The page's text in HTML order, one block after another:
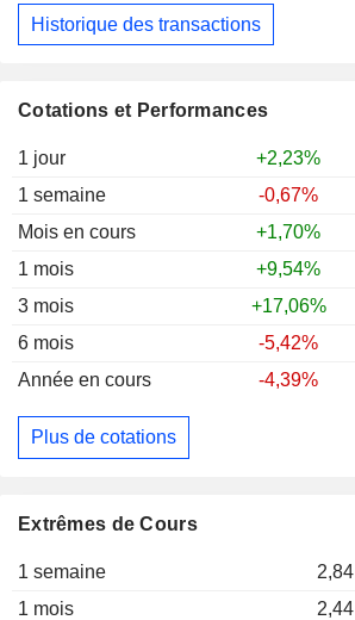
Cotations et Performances
1 jour
+2,23%
1 semaine
-0,67%
Mois en cours
+1,70%
1 mois
+9,54%
3 mois
+17,06%
6 mois
-5,42%
Année en cours
-4,39%
Plus de cotations
Extrêmes de Cours
1 semaine 2,84
1 mois
2,44
Historique des transactions